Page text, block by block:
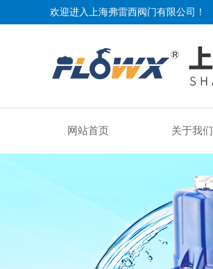
欢迎进入上海弗雷西阀门有限公司！
网站首页 关于我们